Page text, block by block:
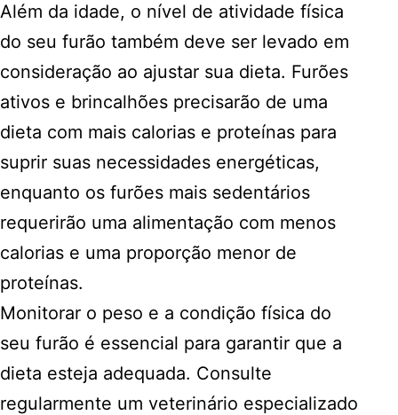
Além da idade, o nível de atividade física
do seu furão também deve ser levado em
consideração ao ajustar sua dieta. Furões
ativos e brincalhões precisarão de uma
dieta com mais calorias e proteínas para
suprir suas necessidades energéticas,
enquanto os furões mais sedentários
requerirão uma alimentação com menos
calorias e uma proporção menor de
proteínas.
Monitorar o peso e a condição física do
seu furão é essencial para garantir que a
dieta esteja adequada. Consulte
regularmente um veterinário especializado